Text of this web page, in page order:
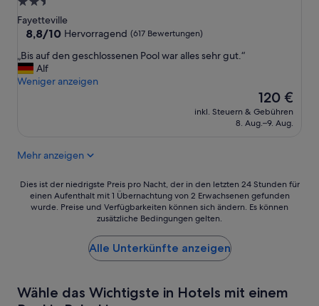
Sterne-
Unterkunft
Fayetteville
8.8
10,
Hervorragend,
(617
8,8/10 Hervorragend (617 Bewertungen)
„
B
i
e
g
s
e
„Bis auf den geschlossenen Pool war alles sehr gut.“
Alf
Weniger anzeigen
Der
Preis
beträgt
120 €
inkl. Steuern & Gebühren
8. Aug.–9. Aug.
Mehr anzeigen
Dies
der
in
den
Dies ist der niedrigste Preis pro Nacht, der in den letzten 24 Stunden für
einen Aufenthalt mit 1 Übernachtung von 2 Erwachsenen gefunden
wurde. Preise und Verfügbarkeiten können sich ändern. Es können
zusätzliche Bedingungen gelten.
Alle Unterkünfte anzeigen
Wähle das Wichtigste in Hotels mit einem